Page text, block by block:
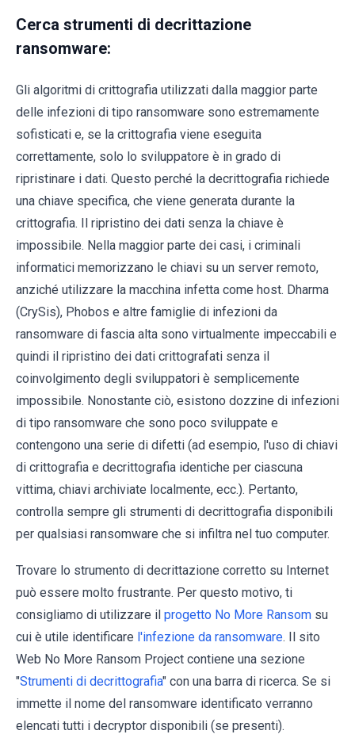
Cerca strumenti di decrittazione
ransomware:
Gli algoritmi di crittografia utilizzati dalla maggior parte
delle infezioni di tipo ransomware sono estremamente
sofisticati e, se la crittografia viene eseguita
correttamente, solo lo sviluppatore è in grado di
ripristinare i dati. Questo perché la decrittografia richiede
una chiave specifica, che viene generata durante la
crittografia. Il ripristino dei dati senza la chiave è
impossibile. Nella maggior parte dei casi, i criminali
informatici memorizzano le chiavi su un server remoto,
anziché utilizzare la macchina infetta come host. Dharma
(CrySis), Phobos e altre famiglie di infezioni da
ransomware di fascia alta sono virtualmente impeccabili e
quindi il ripristino dei dati crittografati senza il
coinvolgimento degli sviluppatori è semplicemente
impossibile. Nonostante ciò, esistono dozzine di infezioni
di tipo ransomware che sono poco sviluppate e
contengono una serie di difetti (ad esempio, l'uso di chiavi
di crittografia e decrittografia identiche per ciascuna
vittima, chiavi archiviate localmente, ecc.). Pertanto,
controlla sempre gli strumenti di decrittografia disponibili
per qualsiasi ransomware che si infiltra nel tuo computer.
Trovare lo strumento di decrittazione corretto su Internet
può essere molto frustrante. Per questo motivo, ti
consigliamo di utilizzare il progetto No More Ransom su
cui è utile identificare l'infezione da ransomware. Il sito
Web No More Ransom Project contiene una sezione
"Strumenti di decrittografia" con una barra di ricerca. Se si
immette il nome del ransomware identificato verranno
elencati tutti i decryptor disponibili (se presenti).